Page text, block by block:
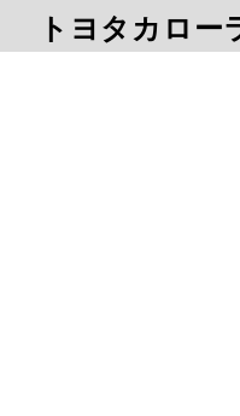
トヨタカロー